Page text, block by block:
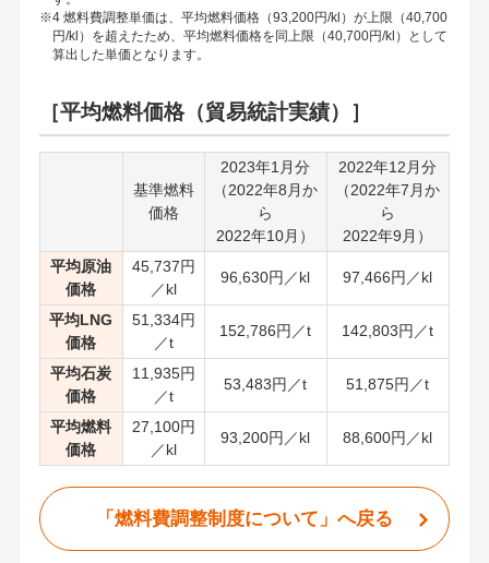
※4 燃料費調整単価は、平均燃料価格（93,200円/kl）が上限（40,700
円/kl）を超えたため、平均燃料価格を同上限（40,700円/kl）として
算出した単価となります。
［平均燃料価格（貿易統計実績）］
基準燃料
価格
2023年1月分
（2022年8月か
ら
2022年10月）
2022年12月分
（2022年7月か
ら
2022年9月）
平均原油
価格
45,737円
／kl
96,630円／kl 97,466円／kl
平均LNG
価格
51,334円
／t
152,786円／t 142,803円／t
平均石炭
価格
11,935円
／t
53,483円／t 51,875円／t
平均燃料
価格
27,100円
／kl
93,200円／kl 88,600円／kl
「燃料費調整制度について」へ戻る